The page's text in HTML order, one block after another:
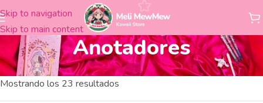
Skip to navigation
Skip to main content
Anotadores
Inicio Librería Cuadernos Anotadores
Mostrando los 23 resultados